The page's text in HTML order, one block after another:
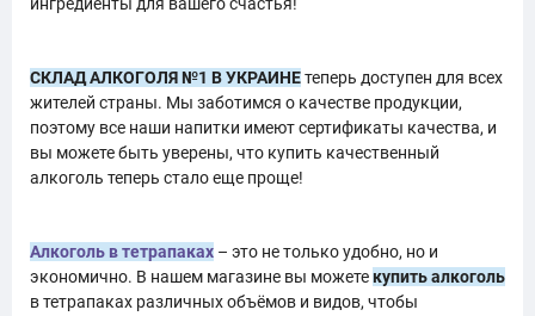
СКЛАД АЛКОГОЛЯ №1 В УКРАИНЕтеперь доступен для всех
жителей страны. Мы заботимся о качестве продукции,
поэтому все наши напитки имеют сертификаты качества, и
вы можете быть уверены, что купить качественный
алкоголь теперь стало еще проще!
Алкоголь в тетрапаках – это не только удобно, но и
экономично. В нашем магазине вы можетекупить алкоголь
в тетрапаках различных объёмов и видов, чтобы